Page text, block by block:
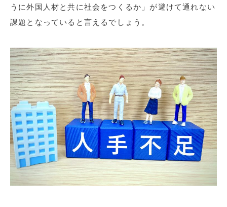
うに外国人材と共に社会をつくるか」が避けて通れない
課題となっていると言えるでしょう。